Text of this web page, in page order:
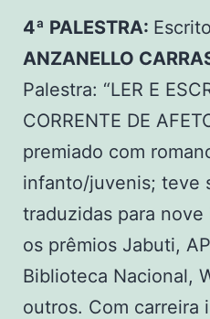
4ª PALESTRA:
ANZANELLO
Palestra: “LER E
CORRENTE DE
premiado com
infanto/juvenis; teve
traduzidas para
os prêmios Jabuti,
Biblioteca Nacional,
outros. Com carreira